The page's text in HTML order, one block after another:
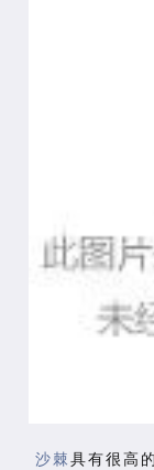
沙棘具有很高